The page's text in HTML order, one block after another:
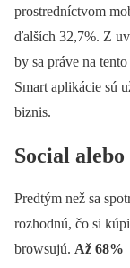
prostredníctvom
ďalších 32,7%. Z
by sa práve na
Smart aplikácie sú
biznis.
Social alebo
Predtým než sa
rozhodnú, čo si
browsujú. Až 68%